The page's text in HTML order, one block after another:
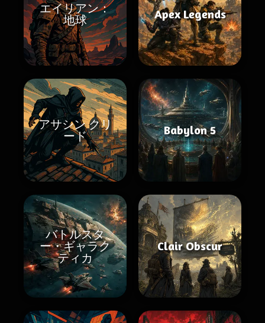
エイリアン：
地球
Apex Legends
アサシン クリ
ード
Babylon 5
バトルスタ
ー・ギャラク
ティカ
Clair Obscur